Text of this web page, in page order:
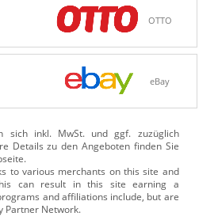
OTTO
eBay
sich inkl. MwSt. und ggf. zuzüglich
Details zu den Angeboten finden Sie